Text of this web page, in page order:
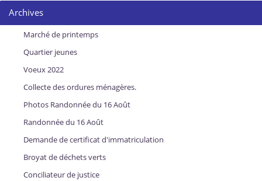
Archives
Marché de printemps
Quartier jeunes
Voeux 2022
Collecte des ordures ménagères.
Photos Randonnée du 16 Août
Randonnée du 16 Août
Demande de certificat d'immatriculation
Broyat de déchets verts
Conciliateur de justice